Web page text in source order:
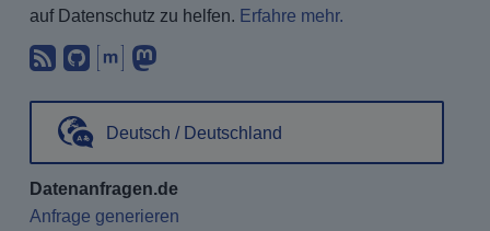
auf Datenschutz zu helfen. Erfahre mehr.
Abonniere unsere Blogbeiträge mit
Finde uns bei GitHub.
Unterhalte Dich mit uns über
Deutsch / Deutschland
Datenanfragen.de
Anfrage generieren